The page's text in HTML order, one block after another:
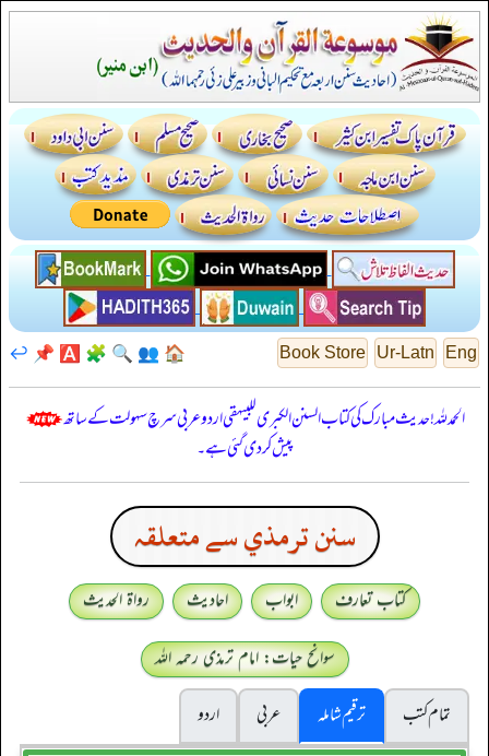
Eng
Ur-Latn
Book Store
🏠
👥
🔍
🧩
🅰️
📌
↩️
الحمدللہ! حدیث مبارک کی کتاب السنن الكبرى للبيهقي اردو عربی سرچ سہولت کے ساتھ
پیش کر دی گئی ہے۔
سنن ترمذي سے متعلقہ
کتاب تعارف ابواب احادیث
رواۃ الحدیث
سوانح حیات: امام ترمذی رحمہ اللہ
تمام کتب
ترقیم شاملہ عربی
اردو